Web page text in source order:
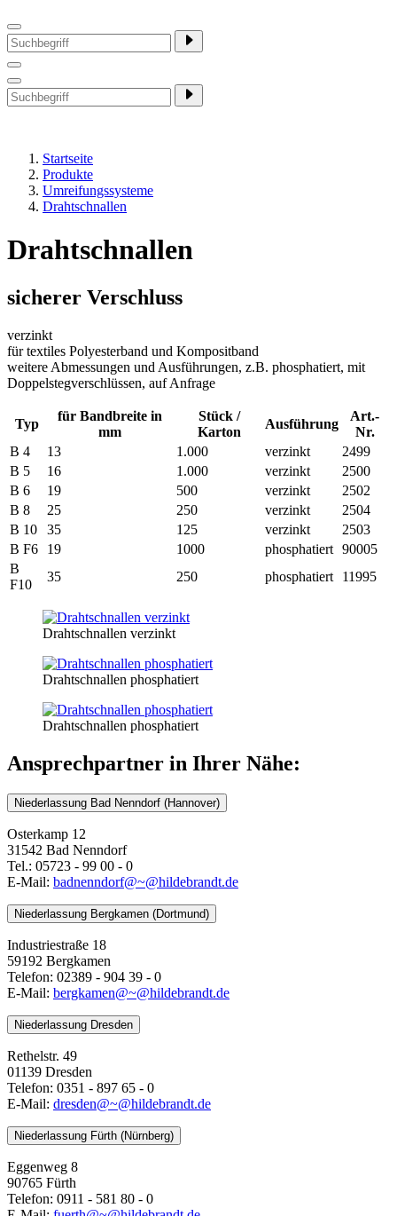
Startseite
Produkte
Umreifungssysteme
Drahtschnallen
Drahtschnallen
sicherer Verschluss
verzinkt
für textiles Polyesterband und Kompositband
weitere Abmessungen und Ausführungen, z.B. phosphatiert, mit
Doppelstegverschlüssen, auf Anfrage
Typ
für Bandbreite in
mm
Stück /
Karton
Ausführung
Art.-
Nr.
B 4
13 1.000 verzinkt
2499
B 5
16 1.000 verzinkt
2500
B 6
19 500 verzinkt
2502
B 8
25 250 verzinkt
2504
B 10
35 125 verzinkt
2503
B F6
19 1000 phosphatiert 90005
B
F10
35 250 phosphatiert 11995
Drahtschnallen verzinkt
Drahtschnallen phosphatiert
Drahtschnallen phosphatiert
Ansprechpartner in Ihrer Nähe:
Niederlassung Bad Nenndorf (Hannover)
Osterkamp 12
31542 Bad Nenndorf
Tel.: 05723 - 99 00 - 0
E-Mail: badnenndorf@~@hildebrandt.de
Niederlassung Bergkamen (Dortmund)
Industriestraße 18
59192 Bergkamen
Telefon: 02389 - 904 39 - 0
E-Mail: bergkamen@~@hildebrandt.de
Niederlassung Dresden
Rethelstr. 49
01139 Dresden
Telefon: 0351 - 897 65 - 0
E-Mail: dresden@~@hildebrandt.de
Niederlassung Fürth (Nürnberg)
Eggenweg 8
90765 Fürth
Telefon: 0911 - 581 80 - 0